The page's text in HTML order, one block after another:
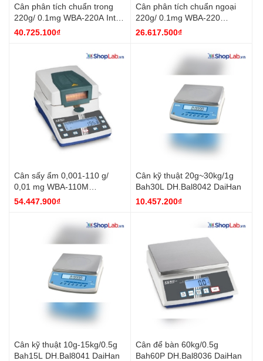
Cân phân tích chuẩn trong
220g/ 0.1mg WBA-220A Int-
CAL DH.WBA0220A DaiHan
40.725.100₫
Cân phân tích chuẩn ngoại
220g/ 0.1mg WBA-220
DH.WBA0220 DaiHan
26.617.500₫
Cân sấy ẩm 0,001-110 g/
0,01 mg WBA-110M
DH.WBA110M DaiHan
54.447.900₫
Cân kỹ thuật 20g~30kg/1g
Bah30L DH.Bal8042 DaiHan
10.457.200₫
Cân kỹ thuật 10g-15kg/0.5g
Bah15L DH.Bal8041 DaiHan
Cân để bàn 60kg/0.5g
Bah60P DH.Bal8036 DaiHan